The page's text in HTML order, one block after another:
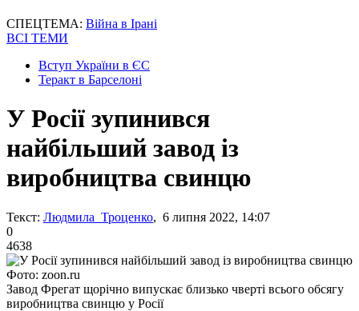
СПЕЦТЕМА: Війна в Ірані
ВСІ ТЕМИ
Вступ України в ЄС
Теракт в Барселоні
У Росії зупинився
найбільший завод із
виробництва свинцю
Текст: Людмила Троценко, 6 липня 2022, 14:07
0
4638
Фото: zoon.ru
Завод Фрегат щорічно випускає близько чверті всього обсягу
виробництва свинцю у Росії